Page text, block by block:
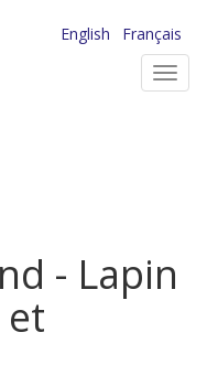
English
Français
- Lapin